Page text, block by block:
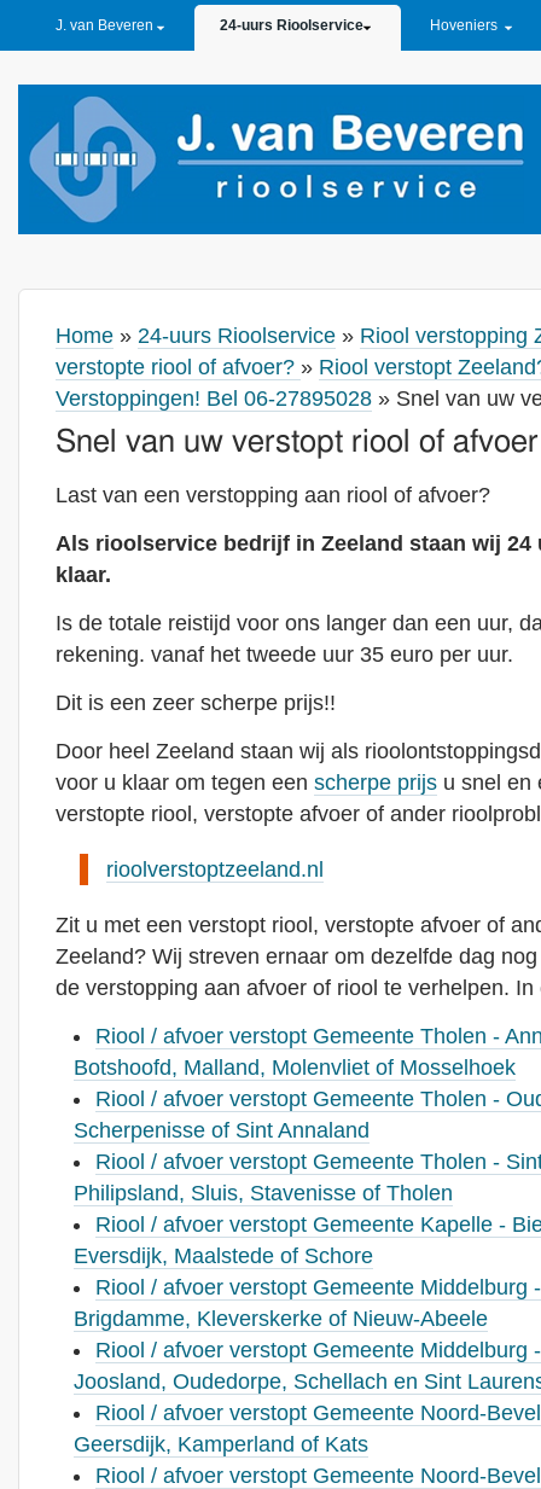
J. van Beveren 24-uurs Rioolservice Hoveniers
Home » 24-uurs Rioolservice » Riool verstopping
verstopte riool of afvoer? » Riool verstopt
Verstoppingen! Bel 06-27895028 » Snel van uw
Snel van uw verstopt riool of
Last van een verstopping aan riool of afvoer?
Als rioolservice bedrijf in Zeeland staan wij 24
klaar.
Is de totale reistijd voor ons langer dan een uur,
rekening. vanaf het tweede uur 35 euro per uur.
Dit is een zeer scherpe prijs!!
Door heel Zeeland staan wij als
voor u klaar om tegen een scherpe prijs u snel en
verstopte riool, verstopte afvoer of ander
rioolverstoptzeeland.nl
Zit u met een verstopt riool, verstopte afvoer of
Zeeland? Wij streven ernaar om dezelfde dag
de verstopping aan afvoer of riool te verhelpen.
Riool / afvoer verstopt Gemeente Tholen -
Botshoofd, Malland, Molenvliet of Mosselhoek
Riool / afvoer verstopt Gemeente Tholen -
Scherpenisse of Sint Annaland
Riool / afvoer verstopt Gemeente Tholen -
Philipsland, Sluis, Stavenisse of Tholen
Riool / afvoer verstopt Gemeente Kapelle -
Eversdijk, Maalstede of Schore
Riool / afvoer verstopt Gemeente Middelburg
Brigdamme, Kleverskerke of Nieuw-Abeele
Riool / afvoer verstopt Gemeente Middelburg
Joosland, Oudedorpe, Schellach en Sint
Riool / afvoer verstopt Gemeente Noord-
Geersdijk, Kamperland of Kats
Riool / afvoer verstopt Gemeente Noord-